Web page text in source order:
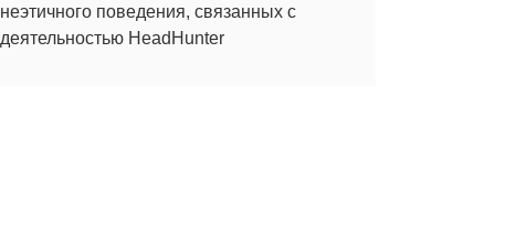
неэтичного поведения, связанных с
деятельностью HeadHunter